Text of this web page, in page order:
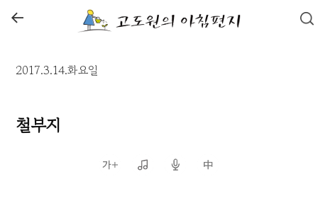
←
2017.3.14.화요일
철부지